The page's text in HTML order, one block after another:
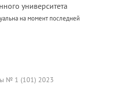
университета
на момент последней
№ 1 (101) 2023